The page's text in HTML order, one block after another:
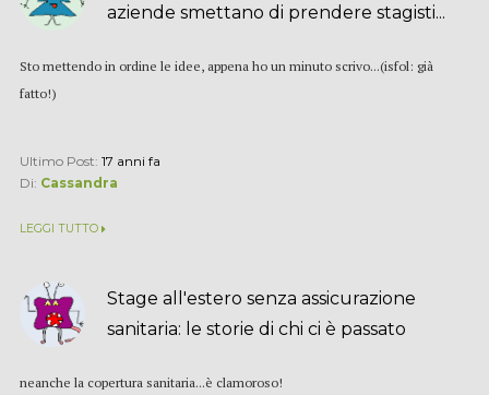
aziende smettano di prendere stagisti...
Sto mettendo in ordine le idee, appena ho un minuto scrivo...(isfol: già
fatto!)
Ultimo Post: 17 anni fa
Di: Cassandra
LEGGI TUTTO
Stage all'estero senza assicurazione
sanitaria: le storie di chi ci è passato
neanche la copertura sanitaria...è clamoroso!